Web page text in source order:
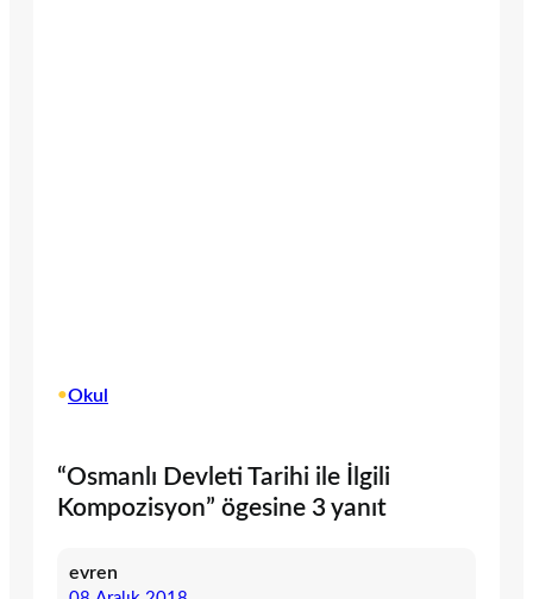
•Okul
“Osmanlı Devleti Tarihi ile İlgili
Kompozisyon” ögesine 3 yanıt
evren